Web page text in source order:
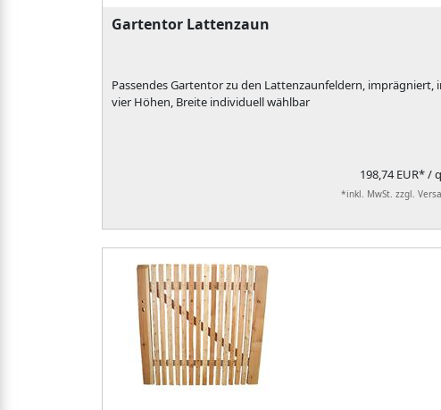
Gartentor Lattenzaun
Passendes Gartentor zu den Lattenzaunfeldern, imprägniert,
vier Höhen, Breite individuell wählbar
198,74 EUR*/
*inkl. MwSt. zzgl.